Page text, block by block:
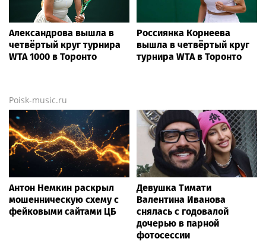
Александрова вышла в
четвёртый круг турнира
WTA 1000 в Торонто
Россиянка Корнеева
вышла в четвёртый круг
турнира WTA в Торонто
Poisk-music.ru
Антон Немкин раскрыл
мошенническую схему с
фейковыми сайтами ЦБ
Девушка Тимати
Валентина Иванова
снялась с годовалой
дочерью в парной
фотосессии